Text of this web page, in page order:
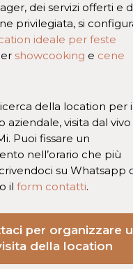
dei servizi offerti e
privilegiata, si
ideale per feste
showcooking e cene
della location per
aziendale, visita dal vivo
Puoi fissare un
nell’orario che più
su Whatsapp
il form contatti.
per organizzare
della location